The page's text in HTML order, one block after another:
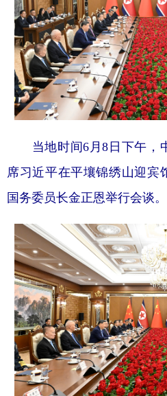
当地时间6月8日下午，
席习近平在平壤锦绣山迎宾
国务委员长金正恩举行会谈。